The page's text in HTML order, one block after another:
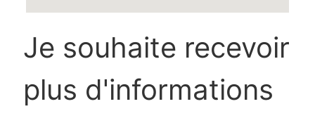
Je souhaite recevoir
plus d'informations